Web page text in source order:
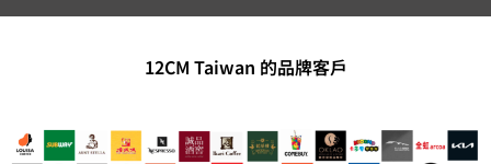
12CM Taiwan 的品牌客戶